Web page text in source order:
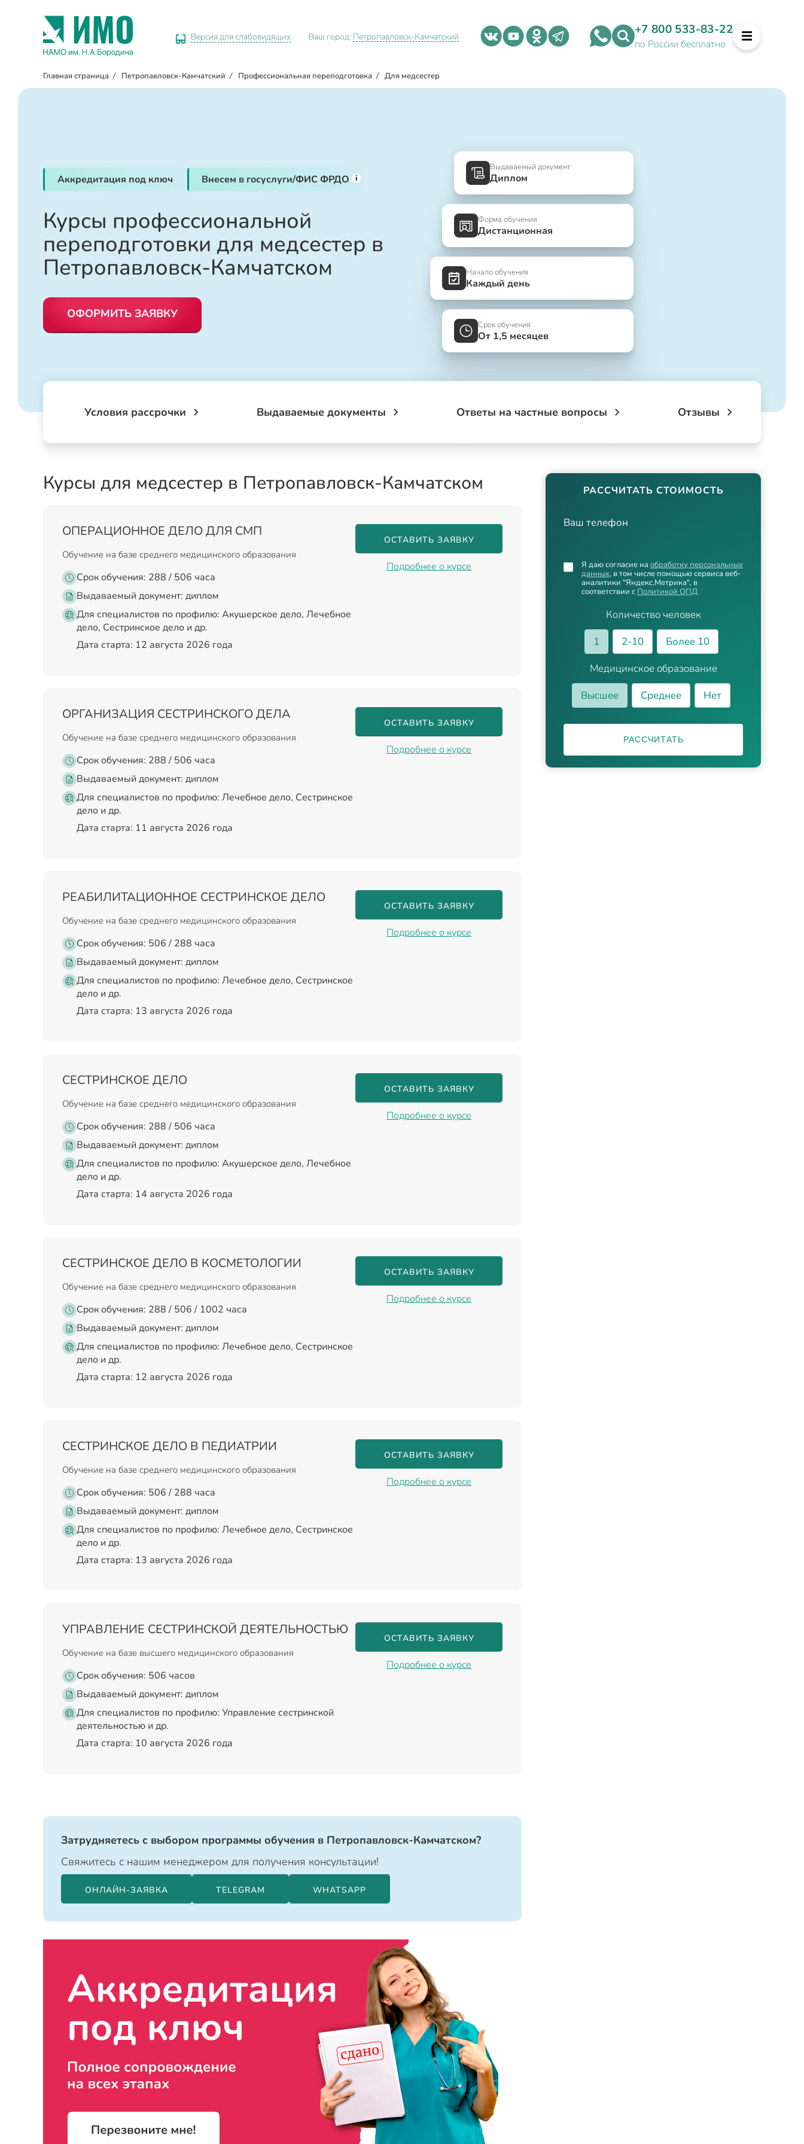
Версия для слабовидящих Ваш город: Петропавловск-Камчатский +7 800 533-83-22
по России бесплатно
Главная страница / Петропавловск-Камчатский / Профессиональная переподготовка / Для медсестер
Аккредитация под ключ Внесем в госуслуги/ФИС ФРДО i
Курсы профессиональной
переподготовки для медсестер в
Петропавловск-Камчатском
ОФОРМИТЬ ЗАЯВКУ
Выдаваемый документ
Диплом
Форма обучения
Дистанционная
Начало обучения
Каждый день
Срок обучения
От 1,5 месяцев
Условия рассрочки Выдаваемые документы Ответы на частные вопросы Отзывы
РАССЧИТАТЬ СТОИМОСТЬ
Ваш телефон
Количество человек
1
2-10
Более 10
Медицинское образование
Высшее
Среднее Нет
Я даю согласие на обработку персональных
данных, в том числе помощью сервиса веб-
аналитики "Яндекс.Метрика", в
соответствии с Политикой ОПД
РАССЧИТАТЬ
Курсы для медсестер в Петропавловск-Камчатском
ОПЕРАЦИОННОЕ ДЕЛО ДЛЯ СМП
Обучение на базе среднего медицинского образования
Срок обучения: 288 / 506 часа
Выдаваемый документ: диплом
Для специалистов по профилю: Акушерское дело, Лечебное
дело, Сестринское дело и др.
Дата старта: 12 августа 2026 года
ОСТАВИТЬ ЗАЯВКУ
Подробнее о курсе
ОРГАНИЗАЦИЯ СЕСТРИНСКОГО ДЕЛА
Обучение на базе среднего медицинского образования
Срок обучения: 288 / 506 часа
Выдаваемый документ: диплом
Для специалистов по профилю: Лечебное дело, Сестринское
дело и др.
Дата старта: 11 августа 2026 года
ОСТАВИТЬ ЗАЯВКУ
Подробнее о курсе
РЕАБИЛИТАЦИОННОЕ СЕСТРИНСКОЕ ДЕЛО
Обучение на базе среднего медицинского образования
Срок обучения: 506 / 288 часа
Выдаваемый документ: диплом
Для специалистов по профилю: Лечебное дело, Сестринское
дело и др.
Дата старта: 13 августа 2026 года
ОСТАВИТЬ ЗАЯВКУ
Подробнее о курсе
СЕСТРИНСКОЕ ДЕЛО
Обучение на базе среднего медицинского образования
Срок обучения: 288 / 506 часа
Выдаваемый документ: диплом
Для специалистов по профилю: Акушерское дело, Лечебное
дело и др.
Дата старта: 14 августа 2026 года
ОСТАВИТЬ ЗАЯВКУ
Подробнее о курсе
СЕСТРИНСКОЕ ДЕЛО В КОСМЕТОЛОГИИ
Обучение на базе среднего медицинского образования
Срок обучения: 288 / 506 / 1002 часа
Выдаваемый документ: диплом
Для специалистов по профилю: Лечебное дело, Сестринское
дело и др.
Дата старта: 12 августа 2026 года
ОСТАВИТЬ ЗАЯВКУ
Подробнее о курсе
СЕСТРИНСКОЕ ДЕЛО В ПЕДИАТРИИ
Обучение на базе среднего медицинского образования
Срок обучения: 506 / 288 часа
Выдаваемый документ: диплом
Для специалистов по профилю: Лечебное дело, Сестринское
дело и др.
Дата старта: 13 августа 2026 года
ОСТАВИТЬ ЗАЯВКУ
Подробнее о курсе
УПРАВЛЕНИЕ СЕСТРИНСКОЙ ДЕЯТЕЛЬНОСТЬЮ
Обучение на базе высшего медицинского образования
Срок обучения: 506 часов
Выдаваемый документ: диплом
Для специалистов по профилю: Управление сестринской
деятельностью и др.
Дата старта: 10 августа 2026 года
ОСТАВИТЬ ЗАЯВКУ
Подробнее о курсе
Затрудняетесь с выбором программы обучения в Петропавловск-Камчатском?
Свяжитесь с нашим менеджером для получения консультации!
ОНЛАЙН-ЗАЯВКА TELEGRAM WHATSAPP